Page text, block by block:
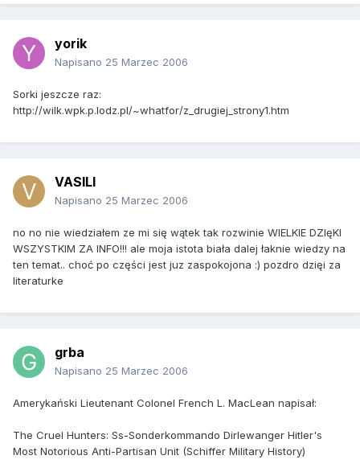
yorik
Napisano 25 Marzec 2006
Sorki jeszcze raz:
http://wilk.wpk.p.lodz.pl/~whatfor/z_drugiej_strony1.htm
VASILI
Napisano 25 Marzec 2006
no no nie wiedziałem ze mi się wątek tak rozwinie WIELKIE DZIęKI
WSZYSTKIM ZA INFO!!! ale moja istota biała dalej łaknie wiedzy na
ten temat.. choć po części jest juz zaspokojona :) pozdro dzięi za
literaturke
grba
Napisano 25 Marzec 2006
Amerykański Lieutenant Colonel French L. MacLean napisał:
The Cruel Hunters: Ss-Sonderkommando Dirlewanger Hitler's
Most Notorious Anti-Partisan Unit (Schiffer Military History)